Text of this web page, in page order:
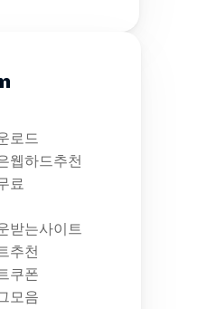
로드
웹하드추천
료
받는사이트
추천
쿠폰
모음